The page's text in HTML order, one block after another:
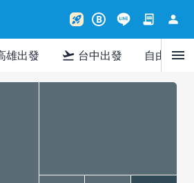
rocket_launch B contract person
雄出發 flight_takeoff 台中出發 自由行menu